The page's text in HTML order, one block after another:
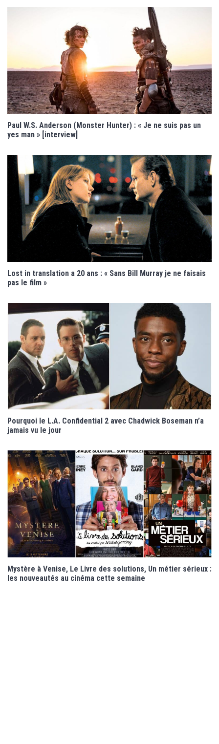
Paul W.S. Anderson (Monster Hunter) : « Je ne suis pas un
yes man » [interview]
Lost in translation a 20 ans : « Sans Bill Murray je ne faisais
pas le film »
Pourquoi le L.A. Confidential 2 avec Chadwick Boseman n’a
jamais vu le jour
Mystère à Venise, Le Livre des solutions, Un métier sérieux :
les nouveautés au cinéma cette semaine